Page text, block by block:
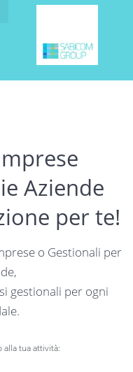
Aziende
per te!
o Gestionali per
gestionali per ogni
alla tua attività: